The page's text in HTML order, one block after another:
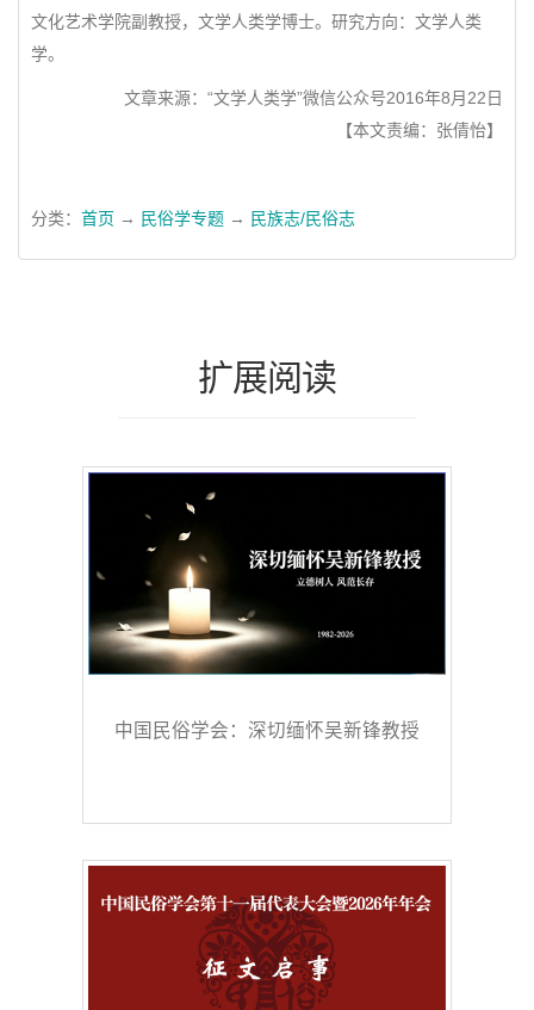
文化艺术学院副教授，文学人类学博士。研究方向：文学人类
学。
文章来源：“文学人类学”微信公众号2016年8月22日
【本文责编：张倩怡】
分类： 首页 → 民俗学专题 → 民族志/民俗志
扩展阅读
中国民俗学会：深切缅怀吴新锋教授